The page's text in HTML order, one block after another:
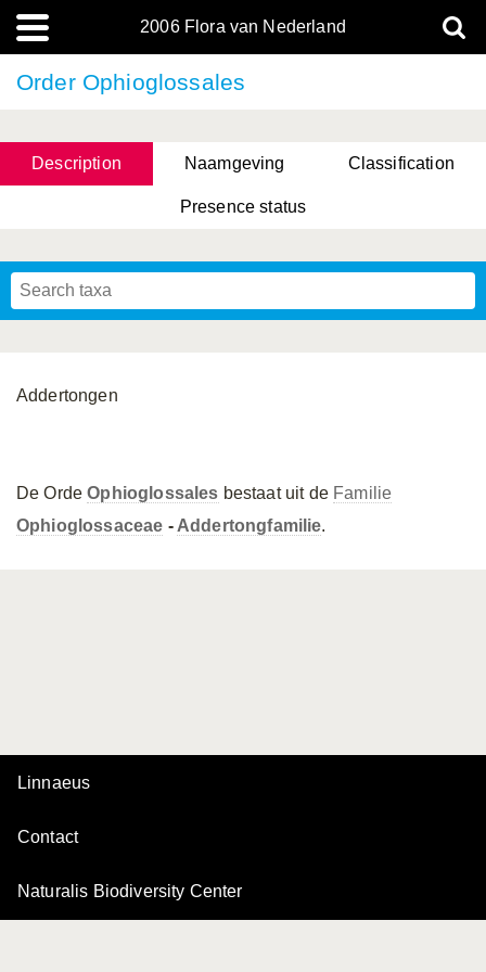
2006 Flora van Nederland
Order Ophioglossales
Description Naamgeving Classification
Presence status
Addertongen
De OrdeOphioglossales bestaat uit de Familie
Ophioglossaceae - Addertongfamilie.
Linnaeus
Contact
Naturalis Biodiversity Center